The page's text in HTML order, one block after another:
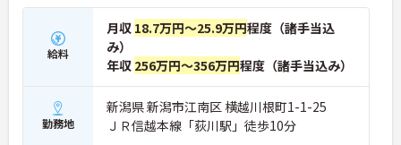
給料
月収 18.7万円～25.9万円程度（諸手当込
み）
年収 256万円～356万円程度（諸手当込み）
勤務地
新潟県 新潟市江南区 横越川根町1-1-25
ＪＲ信越本線「荻川駅」徒歩10分